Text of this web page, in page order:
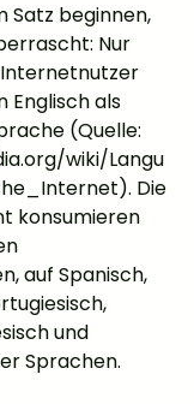
Satz beginnen,
Nur
Englisch als
(Quelle:
wiki/Langu
Die
konsumieren
auf Spanisch,
und
Sprachen.